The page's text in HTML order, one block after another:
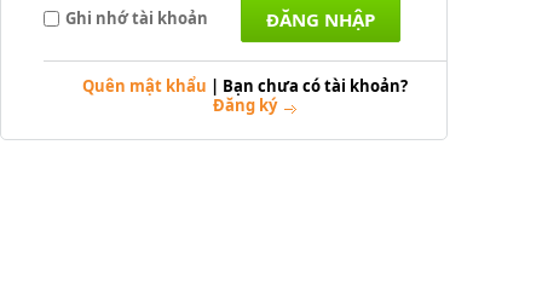
Ghi nhớ tài khoản
Quên mật khẩu | Bạn chưa có tài khoản?
Đăng ký